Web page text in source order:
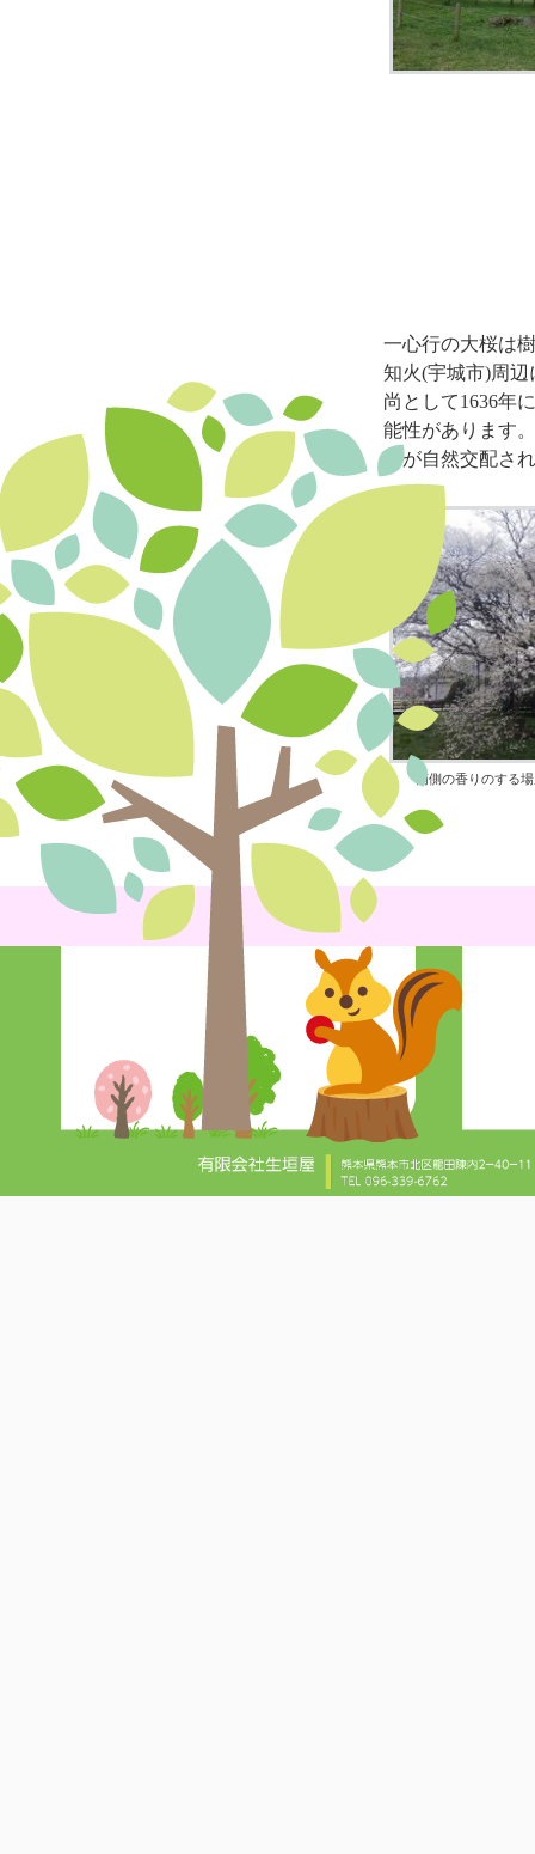
一心行の大桜は
知火(宇城市)周
尚として1636年
能性があります
どが自然交配さ
南側の香りのする
Post